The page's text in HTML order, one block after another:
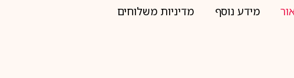
מידע נוסף מדיניות משלוחים